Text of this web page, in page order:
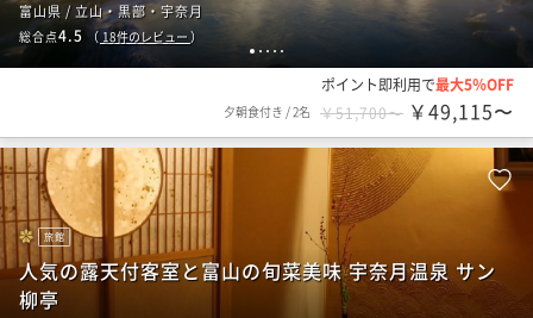
1 2 3 4 5
富山県 / 立山・黒部・宇奈月
総合点4.5 （ 18件のレビュー）
ポイント即利用で最大5％OFF
夕朝食付き /2名 ￥51,700〜 ￥49,115〜
旅館
人気の露天付客室と富山の旬菜美味 宇奈月温泉 サン
柳亭